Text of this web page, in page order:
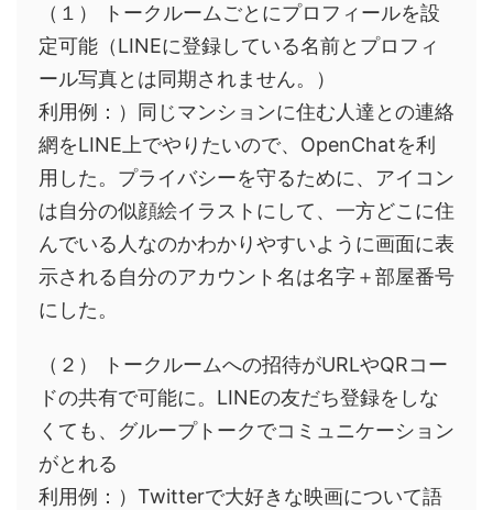
（１） トークルームごとにプロフィールを設
定可能（LINEに登録している名前とプロフィ
ール写真とは同期されません。）
利用例：）同じマンションに住む人達との連絡
網をLINE上でやりたいので、OpenChatを利
用した。プライバシーを守るために、アイコン
は自分の似顔絵イラストにして、一方どこに住
んでいる人なのかわかりやすいように画面に表
示される自分のアカウント名は名字＋部屋番号
にした。
（２） トークルームへの招待がURLやQRコー
ドの共有で可能に。LINEの友だち登録をしな
くても、グループトークでコミュニケーション
がとれる
利用例：）Twitterで大好きな映画について語